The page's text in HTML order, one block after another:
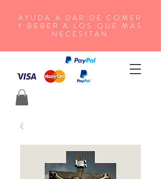
AYUDA A DAR DE COMER
Y BEBER A LOS QUE MAS
NECESITAN